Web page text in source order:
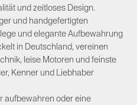
und zeitloses Design.
und handgefertigten
und elegante Aufbewahrung
in Deutschland, vereinen
leise Motoren und feinste
Kenner und Liebhaber
aufbewahren oder eine